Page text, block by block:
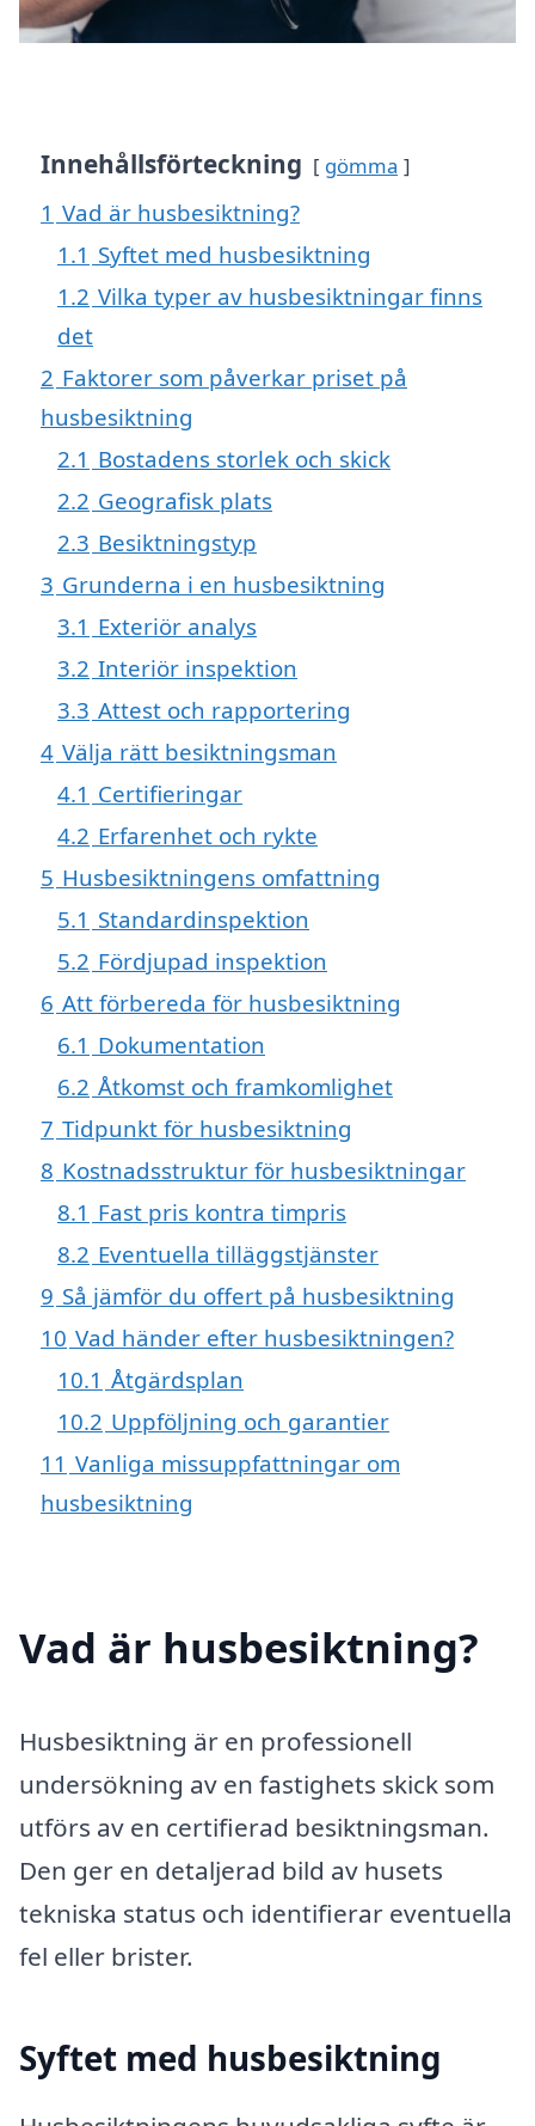
Innehållsförteckning gömma
1 Vad är husbesiktning?
1.1 Syftet med husbesiktning
1.2 Vilka typer av husbesiktningar finns
det
2 Faktorer som påverkar priset på
husbesiktning
2.1 Bostadens storlek och skick
2.2 Geografisk plats
2.3 Besiktningstyp
3 Grunderna i en husbesiktning
3.1 Exteriör analys
3.2 Interiör inspektion
3.3 Attest och rapportering
4 Välja rätt besiktningsman
4.1 Certifieringar
4.2 Erfarenhet och rykte
5 Husbesiktningens omfattning
5.1 Standardinspektion
5.2 Fördjupad inspektion
6 Att förbereda för husbesiktning
6.1 Dokumentation
6.2 Åtkomst och framkomlighet
7 Tidpunkt för husbesiktning
8 Kostnadsstruktur för husbesiktningar
8.1 Fast pris kontra timpris
8.2 Eventuella tilläggstjänster
9 Så jämför du offert på husbesiktning
10 Vad händer efter husbesiktningen?
10.1 Åtgärdsplan
10.2 Uppföljning och garantier
11 Vanliga missuppfattningar om
husbesiktning
Vad är husbesiktning?
Husbesiktning är en professionell
undersökning av en fastighets skick som
utförs av en certifierad besiktningsman.
Den ger en detaljerad bild av husets
tekniska status och identifierar eventuella
fel eller brister.
Syftet med husbesiktning